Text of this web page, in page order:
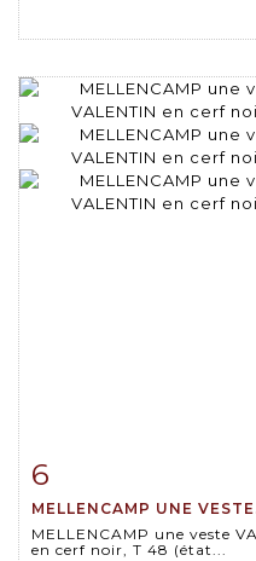
6
MELLENCAMP UNE
MELLENCAMP une veste
en cerf noir, T 48 (état...